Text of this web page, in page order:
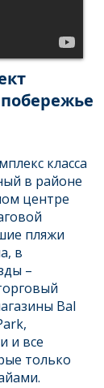
побережье
класса
в районе
центре
пляжи
в
–
Bal
и все
только